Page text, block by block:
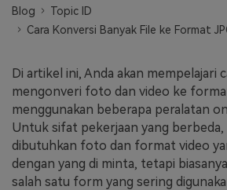
FAQs
Tips & Tutorial AI
Postingan Terbaru
Jelajahi Lebih Banyak >>
Blog
Topic ID
Cara Konversi Banyak File ke Format
Di artikel ini, Anda akan mempelajari
mengonveri foto dan video ke
menggunakan beberapa peralatan
Untuk sifat pekerjaan yang berbeda,
dibutuhkan foto dan format video
dengan yang di minta, tetapi
salah satu form yang sering